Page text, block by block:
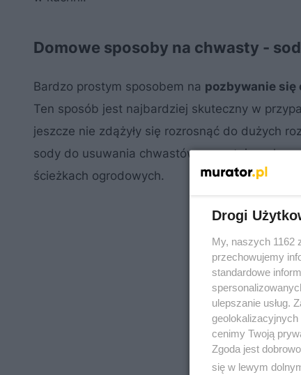
Domowe sposoby na chwasty -
Bardzo prostym sposobem na pozbywanie
Ten sposób jest najbardziej skuteczny w
jeszcze nie zdążyły się rozrosnąć do dużych
sody do usuwania chwastów wyrastających w
ścieżkach ogrodowych.
Drogi
My, naszych 1162
przechowujemy
standardowe
ulepszanie usług.
cenimy Twoją
Zgoda jest
się w lewym